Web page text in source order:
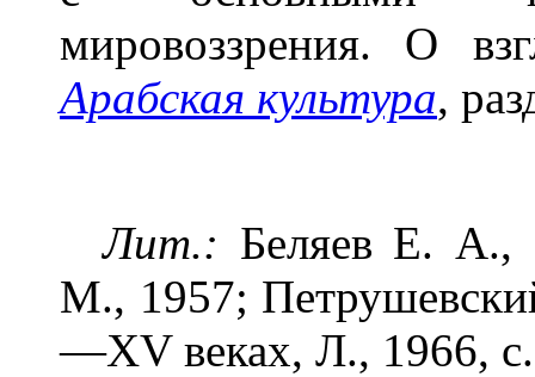
мировоззрения. О
Арабская культура,
Лит.: Беляев Е. А.,
М., 1957;
—XV веках, Л., 1966,